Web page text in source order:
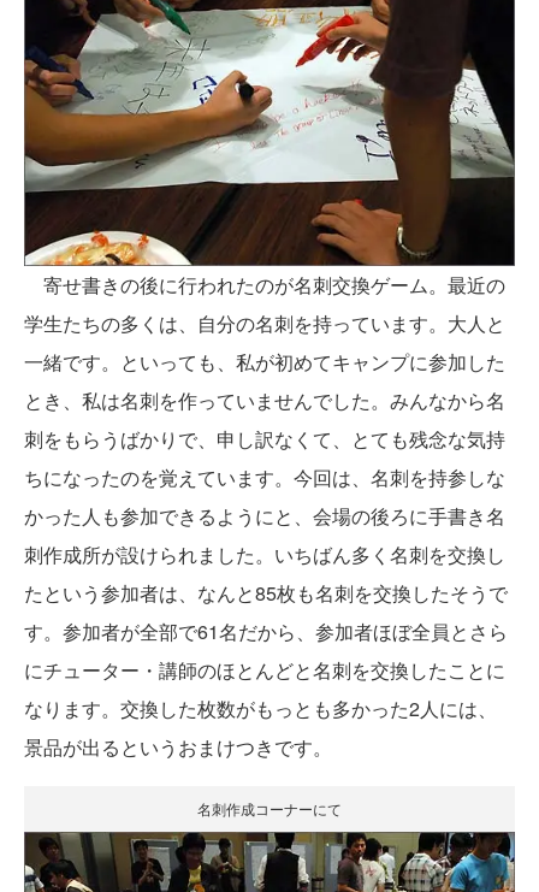
寄せ書きの後に行われたのが名刺交換ゲーム。最近の
学生たちの多くは、自分の名刺を持っています。大人と
一緒です。といっても、私が初めてキャンプに参加した
とき、私は名刺を作っていませんでした。みんなから名
刺をもらうばかりで、申し訳なくて、とても残念な気持
ちになったのを覚えています。今回は、名刺を持参しな
かった人も参加できるようにと、会場の後ろに手書き名
刺作成所が設けられました。いちばん多く名刺を交換し
たという参加者は、なんと85枚も名刺を交換したそうで
す。参加者が全部で61名だから、参加者ほぼ全員とさら
にチューター・講師のほとんどと名刺を交換したことに
なります。交換した枚数がもっとも多かった2人には、
景品が出るというおまけつきです。
名刺作成コーナーにて